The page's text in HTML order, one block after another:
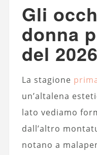
Gli
donna
del 2026
La stagione
un’altalena
lato vediamo
dall’altro
notano a